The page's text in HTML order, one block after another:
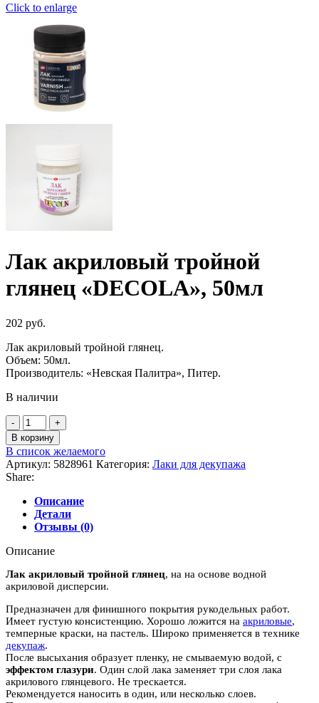
Click to enlarge
Лак акриловый тройной
глянец «DECOLA», 50мл
202 руб.
Лак акриловый тройной глянец.
Объем: 50мл.
Производитель: «Невская Палитра», Питер.
В наличии
Количество
товара
Лак
акриловый
тройной
глянец
"DECOLA",
50мл
В корзину
В список желаемого
Артикул: 5828961 Категория: Лаки для декупажа
Share:
Описание
Детали
Отзывы (0)
Описание
Лак акриловый тройной глянец, на на основе водной
акриловой дисперсии.
Предназначен для финишного покрытия рукодельных работ.
Имеет густую консистенцию. Хорошо ложится на акриловые,
темперные краски, на пастель. Широко применяется в технике
декупаж.
После высыхания образует пленку, не смываемую водой, с
эффектом глазури. Один слой лака заменяет три слоя лака
акрилового глянцевого. Не трескается.
Рекомендуется наносить в один, или несколько слоев.